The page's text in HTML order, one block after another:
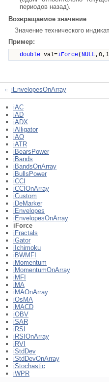
периодов назад).
Возвращаемое значение
Значение технического
Пример:
double val=iForce( NULL
iEnvelopesOnArray
iAC
iAD
iADX
iAlligator
iAO
iATR
iBearsPower
iBands
iBandsOnArray
iBullsPower
iCCI
iCCIOnArray
iCustom
iDeMarker
iEnvelopes
iEnvelopesOnArray
iForce
iFractals
iGator
iIchimoku
iBWMFI
iMomentum
iMomentumOnArray
iMFI
iMA
iMAOnArray
iOsMA
iMACD
iOBV
iSAR
iRSI
iRSIOnArray
iRVI
iStdDev
iStdDevOnArray
iStochastic
iWPR